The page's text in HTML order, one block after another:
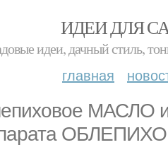
ИДЕИ ДЛЯ
идеи, дачный стиль,
главная
МАСЛО